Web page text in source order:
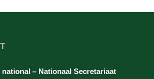
– Nationaal Secretariaat